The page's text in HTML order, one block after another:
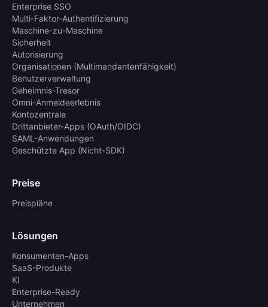
Enterprise SSO
Multi-Faktor-Authentifizierung
Maschine-zu-Maschine
Sicherheit
Autorisierung
Organisationen (Multimandantenfähigkeit)
Benutzerverwaltung
Geheimnis-Tresor
Omni-Anmeldeerlebnis
Kontozentrale
Drittanbieter-Apps (OAuth/OIDC)
SAML-Anwendungen
Geschützte App (Nicht-SDK)
Preise
Preispläne
Lösungen
Konsumenten-Apps
SaaS-Produkte
KI
Enterprise-Ready
Unternehmen